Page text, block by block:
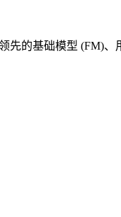
先的基础模型 (FM)、